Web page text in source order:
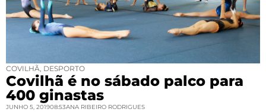
COVILHÃ, DESPORTO
Covilhã é no sábado palco para
400 ginastas
JUNHO 5, 201908:53ANA RIBEIRO RODRIGUES